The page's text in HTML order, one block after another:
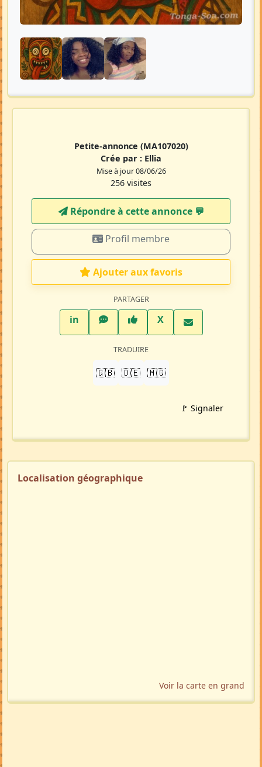
Petite-annonce (MA107020)
Crée par : Ellia
Mise à jour 08/06/26
256 visites
Répondre à cette annonce 💬​
Profil membre
Ajouter aux favoris
PARTAGER
inLinkedInWhatsAppFacebook
XTwitter X
TRADUIRE
🇬🇧 🇩🇪 🇲🇬
🚩 Signaler
Localisation géographique
Voir la carte en grand